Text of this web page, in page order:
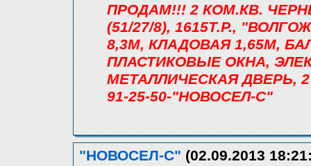
ПРОДАМ!!! 2 КОМ.КВ.
(51/27/8), 1615Т.Р.,
8,3М, КЛАДОВАЯ 1,65М,
ПЛАСТИКОВЫЕ ОКНА,
МЕТАЛЛИЧЕСКАЯ ДВЕРЬ,
91-25-50-"НОВОСЕЛ-С"
"НОВОСЕЛ-С" (02.09.2013